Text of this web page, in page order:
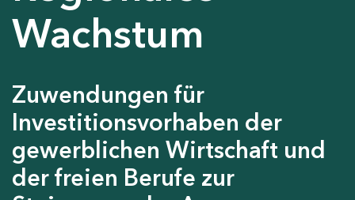
Wachstum
Zuwendungen für
Investitionsvorhaben der
gewerblichen Wirtschaft und
der freien Berufe zur